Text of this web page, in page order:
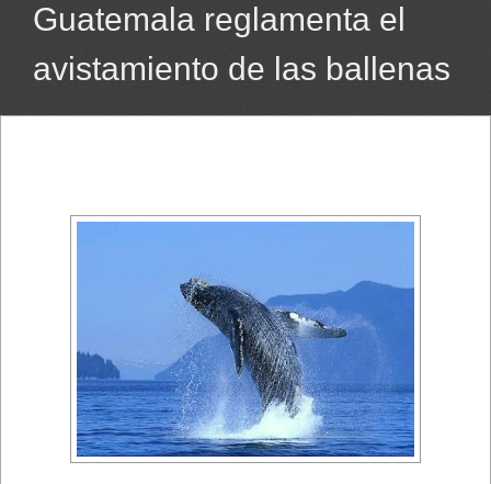
Guatemala reglamenta el
avistamiento de las ballenas